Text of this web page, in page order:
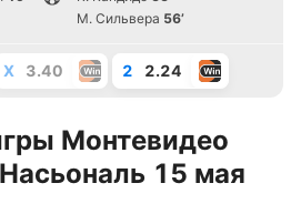
М. Сильвера 56’
X 3.40 2 2.24
Монтевидео
15 мая